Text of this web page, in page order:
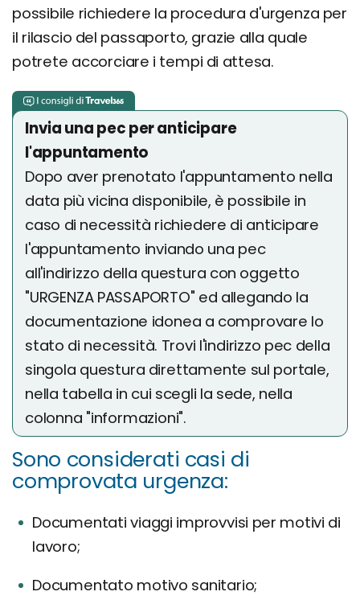
possibile richiedere la procedura d'urgenza per
il rilascio del passaporto, grazie alla quale
potrete accorciare i tempi di attesa.
Invia una pec per anticipare
l'appuntamento
Dopo aver prenotato l'appuntamento nella
data più vicina disponibile, è possibile in
caso di necessità richiedere di anticipare
l'appuntamento inviando una pec
all'indirizzo della questura con oggetto
"URGENZA PASSAPORTO" ed allegando la
documentazione idonea a comprovare lo
stato di necessità. Trovi l'indirizzo pec della
singola questura direttamente sul portale,
nella tabella in cui scegli la sede, nella
colonna "informazioni".
Sono considerati casi di
comprovata urgenza:
Documentati viaggi improvvisi per motivi di
lavoro;
Documentato motivo sanitario;